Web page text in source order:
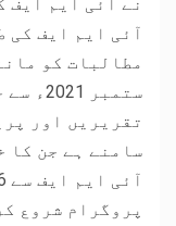
آئی ایم ایف کی
مطالبات کو
تقریریں اور
سامنے ہے جن کا
پروگرام شروع